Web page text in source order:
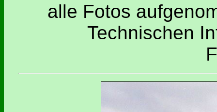
alle Fotos
Technischen